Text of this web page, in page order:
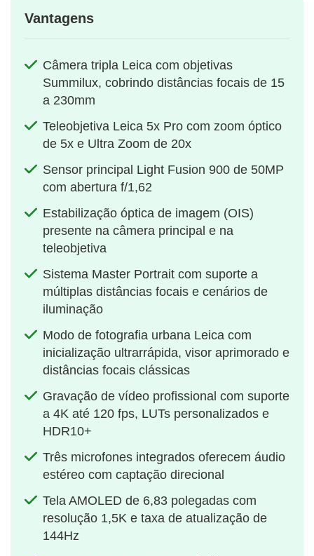
Vantagens
Câmera tripla Leica com objetivas
Summilux, cobrindo distâncias focais de 15
a 230mm
Teleobjetiva Leica 5x Pro com zoom óptico
de 5x e Ultra Zoom de 20x
Sensor principal Light Fusion 900 de 50MP
com abertura f/1,62
Estabilização óptica de imagem (OIS)
presente na câmera principal e na
teleobjetiva
Sistema Master Portrait com suporte a
múltiplas distâncias focais e cenários de
iluminação
Modo de fotografia urbana Leica com
inicialização ultrarrápida, visor aprimorado e
distâncias focais clássicas
Gravação de vídeo profissional com suporte
a 4K até 120 fps, LUTs personalizados e
HDR10+
Três microfones integrados oferecem áudio
estéreo com captação direcional
Tela AMOLED de 6,83 polegadas com
resolução 1,5K e taxa de atualização de
144Hz